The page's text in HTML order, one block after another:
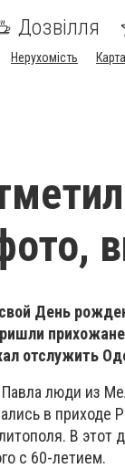
Дозвілля
Нерухомість
День
отслужить
люди из
в приходе
В этот
с 60-летием.